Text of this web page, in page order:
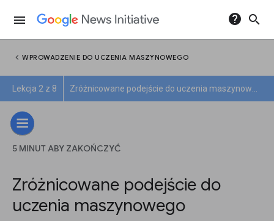
menu help search
chevron_left WPROWADZENIE DO UCZENIA MASZYNOWEGO
Lekcja 2 z 8
5 MINUT ABY ZAKOŃCZYĆ
Zróżnicowane podejście do
uczenia maszynowego